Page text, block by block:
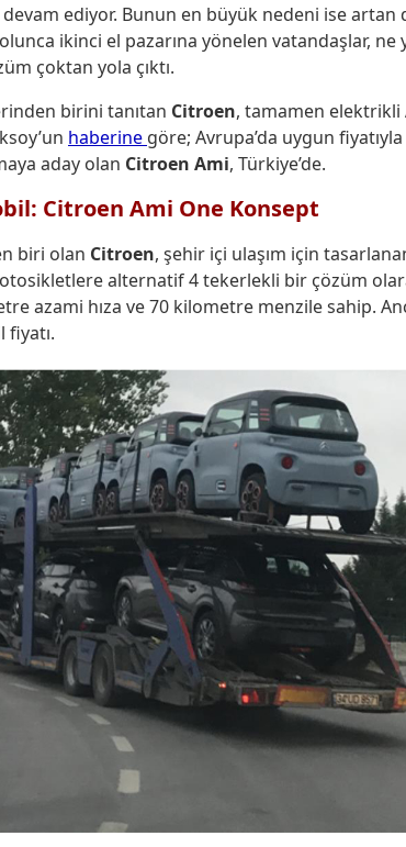
ediyor. Bunun en büyük nedeni ise artan
ikinci el pazarına yönelen vatandaşlar, ne
çoktan yola çıktı.
birini tanıtan Citroen, tamamen elektrikli
haberine göre; Avrupa’da uygun
aday olan Citroen Ami, Türkiye’de.
Citroen Ami One Konsept
biri olan Citroen, şehir içi ulaşım için
alternatif 4 tekerlekli bir çözüm
azami hıza ve 70 kilometre menzile sahip.
fiyatı.